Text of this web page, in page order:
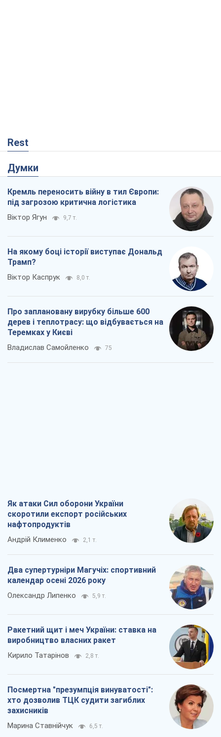
Rest
Думки
Кремль переносить війну в тил Європи:
під загрозою критична логістика
Віктор Ягун 9,7 т.
На якому боці історії виступає Дональд
Трамп?
Віктор Каспрук 8,0 т.
Про заплановану вирубку більше 600
дерев і теплотрасу: що відбувається на
Теремках у Києві
Владислав Самойленко 75
Як атаки Сил оборони України
скоротили експорт російських
нафтопродуктів
Андрій Клименко 2,1 т.
Два супертурніри Магучіх: спортивний
календар осені 2026 року
Олександр Липенко 5,9 т.
Ракетний щит і меч України: ставка на
виробництво власних ракет
Кирило Татарінов 2,8 т.
Посмертна "презумпція винуватості":
хто дозволив ТЦК судити загиблих
захисників
Марина Ставнійчук 6,5 т.